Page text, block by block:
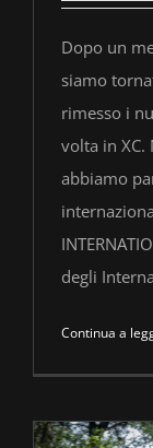
Dopo un
siamo
rimesso i
volta in XC.
abbiamo
degli
Continua a